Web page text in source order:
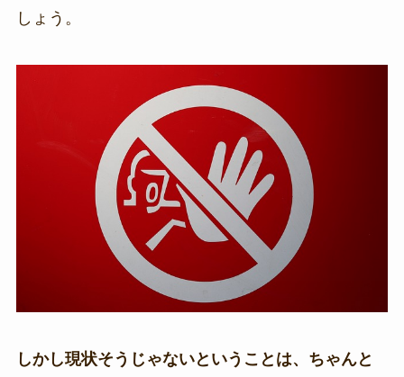
しょう。
しかし現状そうじゃないということは、ちゃんと